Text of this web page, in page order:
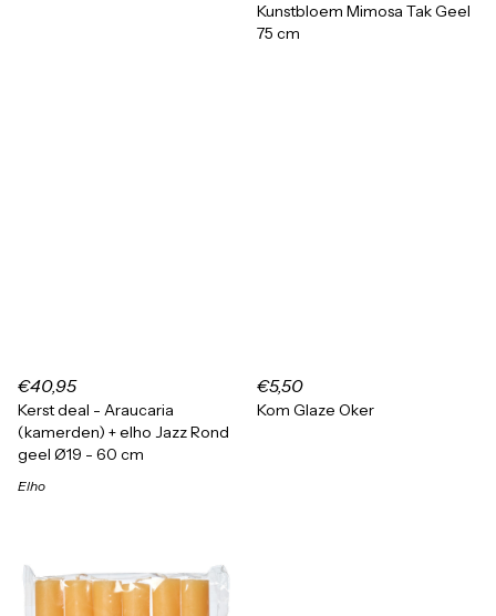
Kunstbloem Mimosa Tak Geel
75 cm
€40,95
Kerst deal - Araucaria
(kamerden) + elho Jazz Rond
geel Ø19 - 60 cm
Elho
€5,50
Kom Glaze Oker